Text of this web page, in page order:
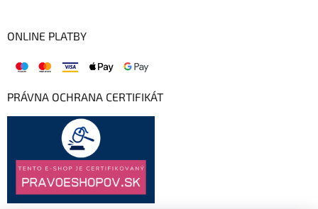
ONLINE PLATBY
PRÁVNA OCHRANA CERTIFIKÁT